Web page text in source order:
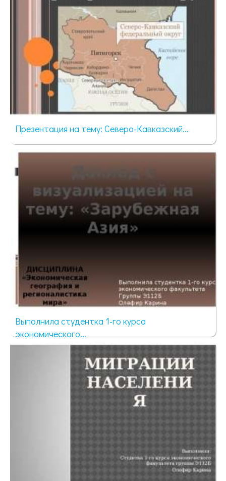
Презентация на тему: Северо-Кавказский...
440 просмотров
Выполнила студентка 1-го курса
экономического...